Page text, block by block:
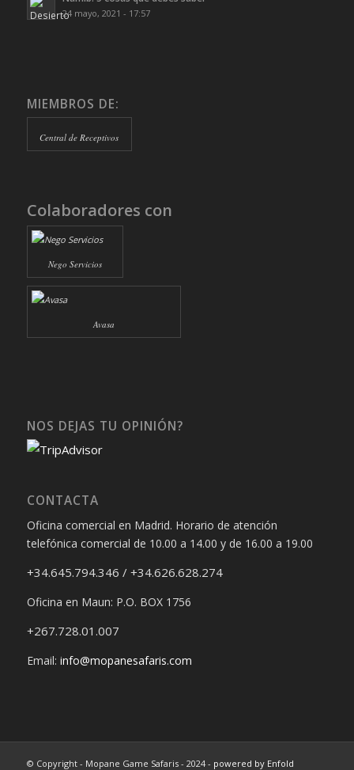
24 mayo, 2021 - 17:57
MIEMBROS DE:
Central de Receptivos
Colaboradores con
Nego Servicios
Avasa
NOS DEJAS TU OPINIÓN?
CONTACTA
Oficina comercial en Madrid. Horario de atención
telefónica comercial de 10.00 a 14.00 y de 16.00 a 19.00
+34.645.794.346 / +34.626.628.274
Oficina en Maun: P.O. BOX 1756
+267.728.01.007
Email: info@mopanesafaris.com
© Copyright - Mopane Game Safaris - 2024 - powered by Enfold